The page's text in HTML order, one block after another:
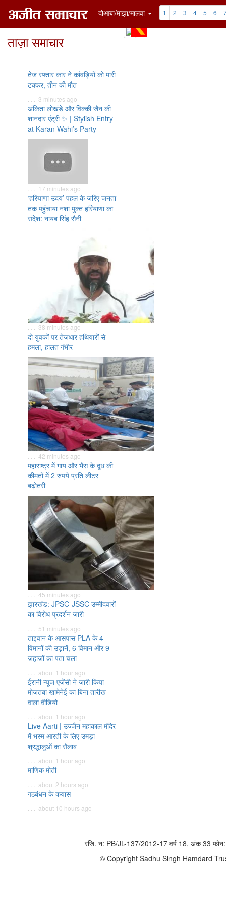
दोआबा/माझा/मालवा 1 2 3 4 5 6
ताज़ा समाचार
तेज रफ्तार कार ने कांवड़ियों को मारी
टक्कर, तीन की मौत
. . . 3 minutes ago
अंकिता लोखंडे और विक्की जैन की
शानदार एंट्री ✨ | Stylish Entry
at Karan Wahi’s Party
. . . 17 minutes ago
‘हरियाणा उदय’ पहल के जरिए जनता
तक पहुंचाया नशा मुक्त हरियाणा का
संदेश: नायब सिंह सैनी
. . . 38 minutes ago
दो युवकों पर तेजधार हथियारों से
हमला, हालत गंभीर
. . . 42 minutes ago
महाराष्ट्र में गाय और भैंस के दूध की
कीमतों में 2 रुपये प्रति लीटर
बढ़ोतरी
. . . 45 minutes ago
झारखंड: JPSC-JSSC उम्मीदवारों
का विरोध प्रदर्शन जारी
. . . 51 minutes ago
ताइवान के आसपास PLA के 4
विमानों की उड़ानें, 6 विमान और 9
जहाजों का पता चला
. . . about 1 hour ago
ईरानी न्यूज एजेंसी ने जारी किया
मोजतबा खामेनेई का बिना तारीख
वाला वीडियो
. . . about 1 hour ago
Live Aarti | उज्जैन महाकाल मंदिर
में भस्म आरती के लिए उमड़ा
श्रद्धालुओं का सैलाब
. . . about 1 hour ago
माणिक मोती
. . . about 2 hours ago
गठबंधन के कयास
. . . about 10 hours ago
रजि. न: PB/JL-137/2012-17 वर्ष 18, अंक 33
© Copyright Sadhu Singh Hamdard